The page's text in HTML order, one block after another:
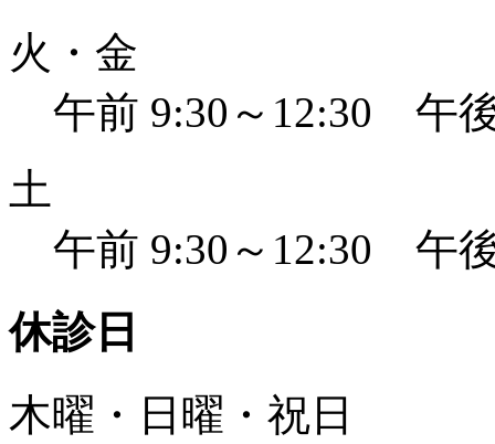
火・金
午前 9:30～12:30 午
土
午前 9:30～12:30 午
休診日
木曜・日曜・祝日